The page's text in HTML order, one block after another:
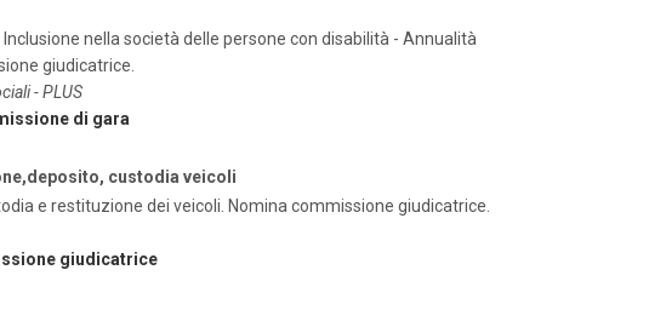
nella società delle persone con disabilità - Annualità
giudicatrice.
- PLUS
di gara
custodia veicoli
e restituzione dei veicoli. Nomina commissione giudicatrice.
giudicatrice